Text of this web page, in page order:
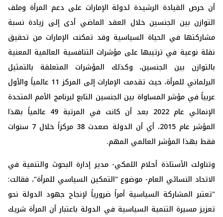
أن حرص القيادة الرشيدة لدولة الإمارات على دعم المرأة وملف
التوازن بين الجنسين خلال العقد الماضي أدى إلى زيادة نسبة
مشاركتها في الحياة السياسية وقد تمكنت الإمارات من تحقيق
نقلة نوعية في ترتيبها على مؤشرات التنافسية العالمية المعنية
بالتوازن بين الجنسين، وكذلك المؤشرات المتعلقة بالتمثيل
البرلماني للمرأة، حيث تقدمت الإمارات إلى المركز 11 عالمياً والأول
عربياً في مؤشر المساواة بين الجنسين التابع لبرنامج الأمم المتحدة
الإنمائي عام 2022 بعد أن كانت في المرتبة 49 عالمياً بهذا
المؤشر عام 2015، أي أن الدولة صعدت 38 مركزاً خلال 7 سنوات
فقط بهذا المؤشر العالمي المهم.
وتناولت الأستاذة أحلام اللمكي- مدير إدارة البحوث والتنمية في
الاتحاد النسائي العام- موضوع "التمكين السياسي للمرأة"، فقالت:
"تعتبر المشاركة السياسية أمراً ضرورياً لإنجاح جهود الدولة نحو
تعزيز مسيرة التنمية السياسية في الدولة باعتبار أن المرأة شريك